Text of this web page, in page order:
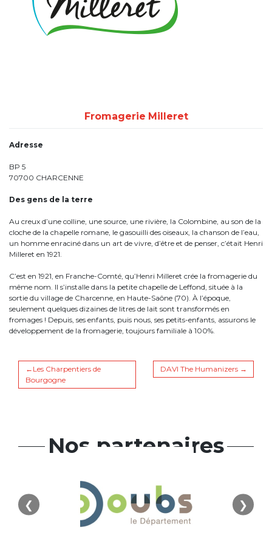
Fromagerie Milleret
Adresse
BP 5
70700 CHARCENNE
Des gens de la terre
Au creux d’une colline, une source, une rivière, la Colombine, au son de la
cloche de la chapelle romane, le gasouilli des oiseaux, la chanson de l’eau,
un homme enraciné dans un art de vivre, d’être et de penser, c’était Henri
Milleret en 1921.
C’est en 1921, en Franche-Comté, qu’Henri Milleret crée la fromagerie du
même nom. Il s’installe dans la petite chapelle de Leffond, située à la
sortie du village de Charcenne, en Haute-Saône (70). À l’époque,
seulement quelques dizaines de litres de lait sont transformés en
fromages ! Depuis, ses enfants, puis nous, ses petits-enfants, assurons le
développement de la fromagerie, toujours familiale à 100%.
Navigation
Les Charpentiers de
Bourgogne
DAVI The Humanizers
Nos partenaires
❮ ❯